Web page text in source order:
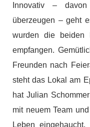
Innovativ –
überzeugen – geht
wurden die beiden
empfangen.
Freunden nach
steht das Lokal am
hat Julian
mit neuem Team
Leben